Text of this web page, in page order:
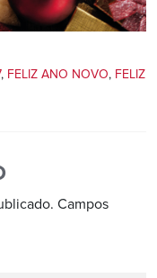
, FELIZ ANO NOVO, FELIZ
Campos